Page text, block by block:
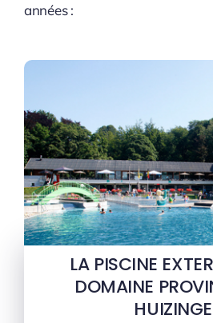
années :
LA PISCINE
DOMAINE